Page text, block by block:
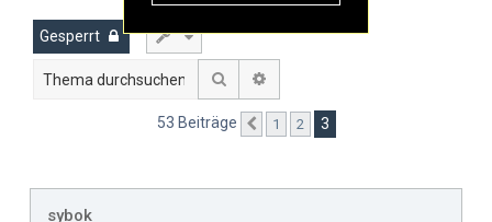
Gesperrt
Suche
53 Beiträge Vorherige
1 2 3
sybok